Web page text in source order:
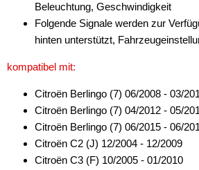
Beleuchtung, Geschwindigkeit
Folgende Signale werden zur
hinten unterstützt,
kompatibel mit:
Citroën Berlingo (7) 06/2008 - 03/
Citroën Berlingo (7) 04/2012 - 05/
Citroën Berlingo (7) 06/2015 - 06/
Citroën C2 (J) 12/2004 - 12/2009
Citroën C3 (F) 10/2005 - 01/2010